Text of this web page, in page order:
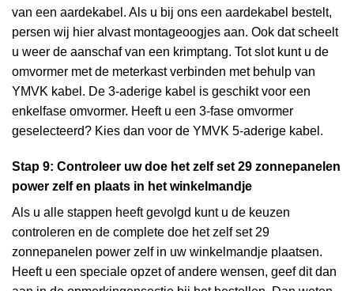
van een aardekabel. Als u bij ons een aardekabel bestelt,
persen wij hier alvast montageoogjes aan. Ook dat scheelt
u weer de aanschaf van een krimptang. Tot slot kunt u de
omvormer met de meterkast verbinden met behulp van
YMVK kabel. De 3-aderige kabel is geschikt voor een
enkelfase omvormer. Heeft u een 3-fase omvormer
geselecteerd? Kies dan voor de YMVK 5-aderige kabel.
Stap 9: Controleer uw doe het zelf set 29 zonnepanelen
power zelf en plaats in het winkelmandje
Als u alle stappen heeft gevolgd kunt u de keuzen
controleren en de complete doe het zelf set 29
zonnepanelen power zelf in uw winkelmandje plaatsen.
Heeft u een speciale opzet of andere wensen, geef dit dan